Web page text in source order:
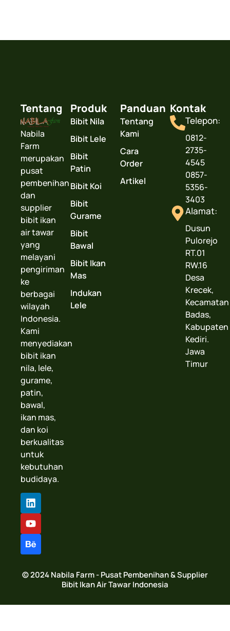
Tentang
Nabila
Farm
merupakan
pusat
pembenihan
dan
supplier
bibit ikan
air tawar
yang
melayani
pengiriman
ke
berbagai
wilayah
Indonesia.
Kami
menyediakan
bibit ikan
nila, lele,
gurame,
patin,
bawal,
ikan mas,
dan koi
berkualitas
untuk
kebutuhan
budidaya.
Produk
Bibit Nila
Bibit Lele
Bibit
Patin
Bibit Koi
Bibit
Gurame
Bibit
Bawal
Bibit Ikan
Mas
Indukan
Lele
Panduan
Tentang
Kami
Cara
Order
Artikel
Kontak
Telepon:
0812-
2735-
4545
0857-
5356-
3403
Alamat:
Dusun
Pulorejo
RT.01
RW.16
Desa
Krecek,
Kecamatan
Badas,
Kabupaten
Kediri.
Jawa
Timur
© 2024 Nabila Farm - Pusat Pembenihan & Supplier
Bibit Ikan Air Tawar Indonesia